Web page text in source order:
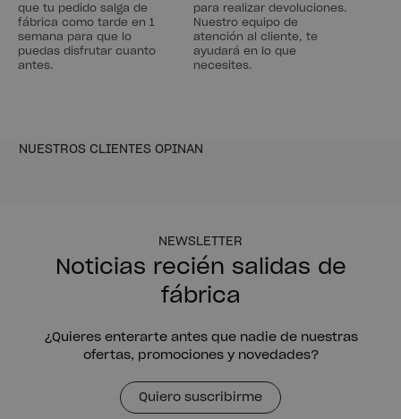
que tu pedido salga de
fábrica como tarde en 1
semana para que lo
puedas disfrutar cuanto
antes.
para realizar devoluciones.
Nuestro equipo de
atención al cliente, te
ayudará en lo que
necesites.
NUESTROS CLIENTES OPINAN
NEWSLETTER
Noticias recién salidas de
fábrica
¿Quieres enterarte antes que nadie de nuestras
ofertas, promociones y novedades?
Quiero suscribirme